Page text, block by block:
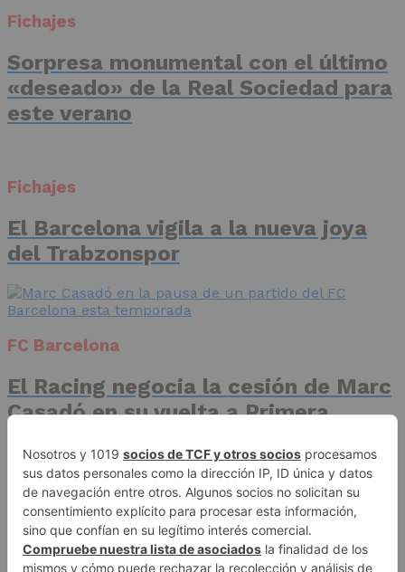
Fichajes
Sorpresa monumental con el último
«deseado» de la Real Sociedad para
este verano
Fichajes
El Barcelona vigila a la nueva joya
del Trabzonspor
FC Barcelona
El Racing negocia la cesión de Marc
Casadó en su vuelta a Primera
Advertisement
Publicidad
Aviso legal
Política de privacidad
Autores